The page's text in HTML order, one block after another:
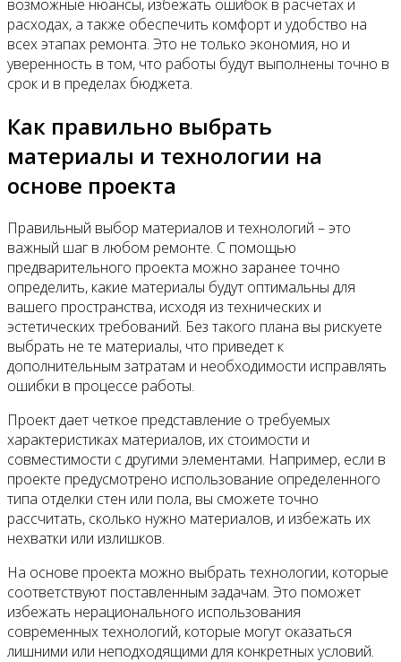
возможные нюансы, избежать ошибок в расчетах и
расходах, а также обеспечить комфорт и удобство на
всех этапах ремонта. Это не только экономия, но и
уверенность в том, что работы будут выполнены точно в
срок и в пределах бюджета.
Как правильно выбрать
материалы и технологии на
основе проекта
Правильный выбор материалов и технологий – это
важный шаг в любом ремонте. С помощью
предварительного проекта можно заранее точно
определить, какие материалы будут оптимальны для
вашего пространства, исходя из технических и
эстетических требований. Без такого плана вы рискуете
выбрать не те материалы, что приведет к
дополнительным затратам и необходимости исправлять
ошибки в процессе работы.
Проект дает четкое представление о требуемых
характеристиках материалов, их стоимости и
совместимости с другими элементами. Например, если в
проекте предусмотрено использование определенного
типа отделки стен или пола, вы сможете точно
рассчитать, сколько нужно материалов, и избежать их
нехватки или излишков.
На основе проекта можно выбрать технологии, которые
соответствуют поставленным задачам. Это поможет
избежать нерационального использования
современных технологий, которые могут оказаться
лишними или неподходящими для конкретных условий.